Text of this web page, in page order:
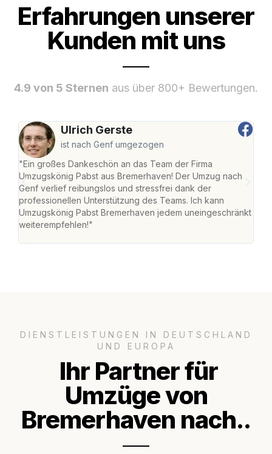
Erfahrungen unserer
Kunden mit uns
4.9 von 5 Sternen aus über 800+ Bewertungen.
Ulrich Gerste
ist nach Genf umgezogen
"Ein großes Dankeschön an das Team der Firma
Umzugskönig Pabst aus Bremerhaven! Der Umzug nach
Genf verlief reibungslos und stressfrei dank der
professionellen Unterstützung des Teams. Ich kann
Umzugskönig Pabst Bremerhaven jedem uneingeschränkt
weiterempfehlen!"
DIENSTLEISTUNGEN IN DEUTSCHLAND
UND EUROPA
Ihr Partner für
Umzüge von
Bremerhaven nach..